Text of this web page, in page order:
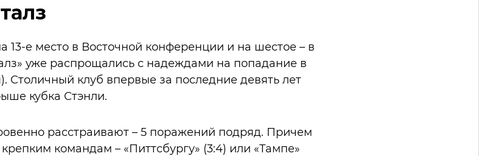
13-е место в Восточной конференции и на шестое – в
уже распрощались с надеждами на попадание в
Столичный клуб впервые за последние девять лет
кубка Стэнли.
расстраивают – 5 поражений подряд. Причем
командам – «Питтсбургу» (3:4) или «Тампе»